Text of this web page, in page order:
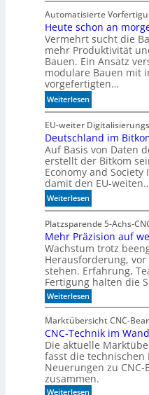
n
g
a
u
f
S
c
h
i
e
n
e
n
e
i
n
s
c
h
l
i
f
f
i
m
A
k
u
s
t
i
k
p
a
n
e
e
Automatisierte
Heute schon an
Vermehrt sucht die
mehr Produktivität
Bauen. Ein Ansatz
modulare Bauen mit
vorgefertigten…
Weiterlesen:
H
e
u
t
e
s
c
h
o
n
a
n
m
o
r
g
n
b
a
u
e
n
EU-weiter
Deutschland im
Auf Basis von Daten
erstellt der Bitkom
Economy and Society
damit den EU-
Weiterlesen:
D
e
u
t
s
c
h
l
a
n
d
i
m
B
i
Platzsparende 5-Achs-
Mehr Präzision auf
Wachstum trotz
Herausforderung,
stehen. Erfahrung,
Fertigung halten die
Weiterlesen:
M
h
r
P
r
ä
z
i
Marktübersicht CNC-
CNC-Technik im
Die aktuelle
fasst die technischen
Neuerungen zu
zusammen.
Weiterlesen: